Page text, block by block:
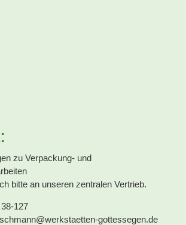
zu Verpackung- und
bitte an unseren zentralen Vertrieb.
127
gottessegen.de